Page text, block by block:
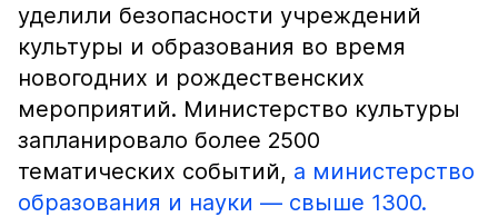
уделили безопасности учреждений
культуры и образования во время
новогодних и рождественских
мероприятий. Министерство культуры
запланировало более 2500
тематических событий, а министерство
образования и науки — свыше 1300.